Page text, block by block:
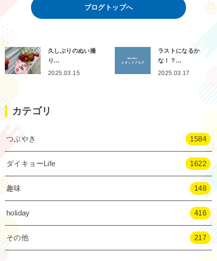
ブログトップへ
久しぶりのぬい撮
り…
2025.03.15
ラストになるか
な！？…
2025.03.17
カテゴリ
つぶやき 1584
ダイキョーLife 1622
趣味 148
holiday 416
その他 217